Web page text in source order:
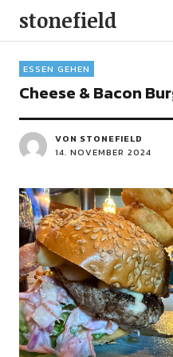
stonefield
ESSEN GEHEN
Cheese & Bacon
VON STONEFIELD
14. NOVEMBER 2024